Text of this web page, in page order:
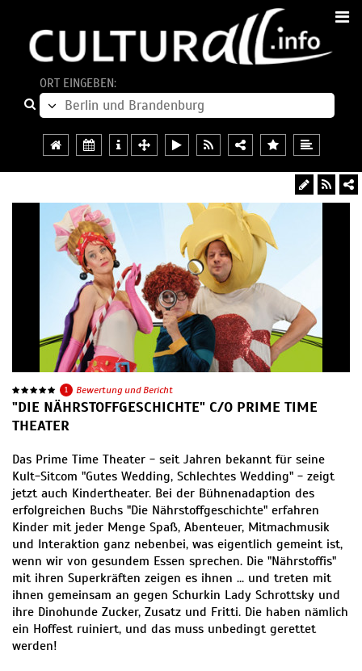
ORT EINGEBEN:
1 Bewertung und Bericht
"DIE NÄHRSTOFFGESCHICHTE" C/O PRIME TIME
THEATER
Das Prime Time Theater - seit Jahren bekannt für seine
Kult-Sitcom "Gutes Wedding, Schlechtes Wedding" - zeigt
jetzt auch Kindertheater. Bei der Bühnenadaption des
erfolgreichen Buchs "Die Nährstoffgeschichte" erfahren
Kinder mit jeder Menge Spaß, Abenteuer, Mitmachmusik
und Interaktion ganz nebenbei, was eigentlich gemeint ist,
wenn wir von gesundem Essen sprechen. Die "Nährstoffis"
mit ihren Superkräften zeigen es ihnen ... und treten mit
ihnen gemeinsam an gegen Schurkin Lady Schrottsky und
ihre Dinohunde Zucker, Zusatz und Fritti. Die haben nämlich
ein Hoffest ruiniert, und das muss unbedingt gerettet
werden!